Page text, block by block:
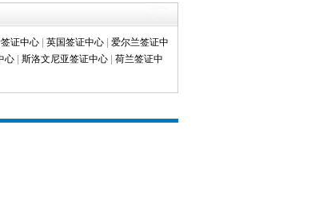
证中心 英国签证中心
爱尔兰签证中
心 斯洛文尼亚签证中心
荷兰签证中